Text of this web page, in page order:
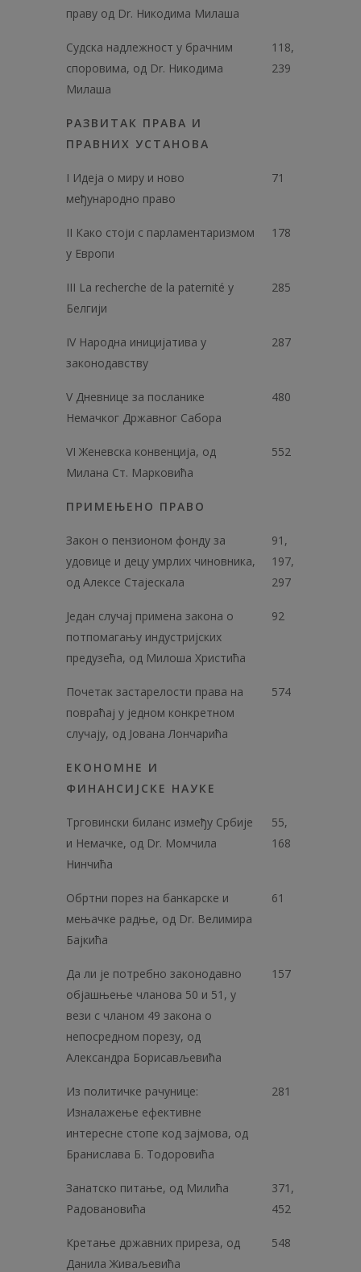
праву од Dr. Никодима Милаша
Судска надлежност у брачним
споровима, од Dr. Никодима
Милаша
118,
239
РАЗВИТАК ПРАВА И
ПРАВНИХ УСТАНОВА
I Идеја о миру и ново
међународно право
71
II Како стоји с парламентаризмом
у Европи
178
III La recherche de la paternité у
Белгији
285
IV Народна иницијатива у
законодавству
287
V Дневнице за посланике
Немачког Државног Сабора
480
VI Женевска конвенција, од
Милана Ст. Марковића
552
ПРИМЕЊЕНО ПРАВО
Закон о пензионом фонду за
удовице и децу умрлих чиновника,
од Алексе Стајескала
91,
197,
297
Један случај примена закона о
потпомагању индустријских
предузећа, од Милоша Христића
92
Почетак застарелости права на
повраћај у једном конкретном
случају, од Јована Лончарића
574
ЕКОНОМНЕ И
ФИНАНСИЈСКЕ НАУКЕ
Трговински биланс између Србије
и Немачке, од Dr. Момчила
Нинчића
55,
168
Обртни порез на банкарске и
мењачке радње, од Dr. Велимира
Бајкића
61
Да ли је потребно законодавно
објашњење чланова 50 и 51, у
вези с чланом 49 закона о
непосредном порезу, од
Александра Борисављевића
157
Из политичке рачунице:
Изналажење ефективне
интересне стопе код зајмова, од
Бранислава Б. Тодоровића
281
Занатско питање, од Милића
Радовановића
371,
452
Кретање државних приреза, од
Данила Живаљевића
548